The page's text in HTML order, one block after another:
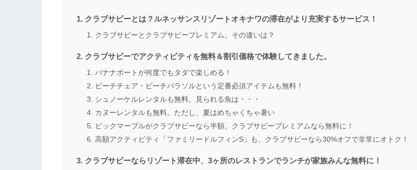
クラブサビーとは？ルネッサンスリゾートオキナワの滞在がより充実するサービス！
クラブサビーとクラブサビープレミアム。その違いは？
クラブサビーでアクティビティを無料＆割引価格で体験してきました。
バナナボートが何度でもタダで楽しめる！
ビーチチェア・ビーチパラソルという定番必須アイテムも無料！
シュノーケルレンタルも無料。見られる魚は・・・
カヌーレンタルも無料。ただし、夏はめちゃくちゃ暑い
ビックマーブルがクラブサビーなら半額。クラブサビープレミアムなら無料に！
高額アクティビティ「ファミリードルフィンS」も、クラブサビーなら30%オフで非常にオトク！
クラブサビーならリゾート滞在中、3ヶ所のレストランでランチが家族みんな無料に！